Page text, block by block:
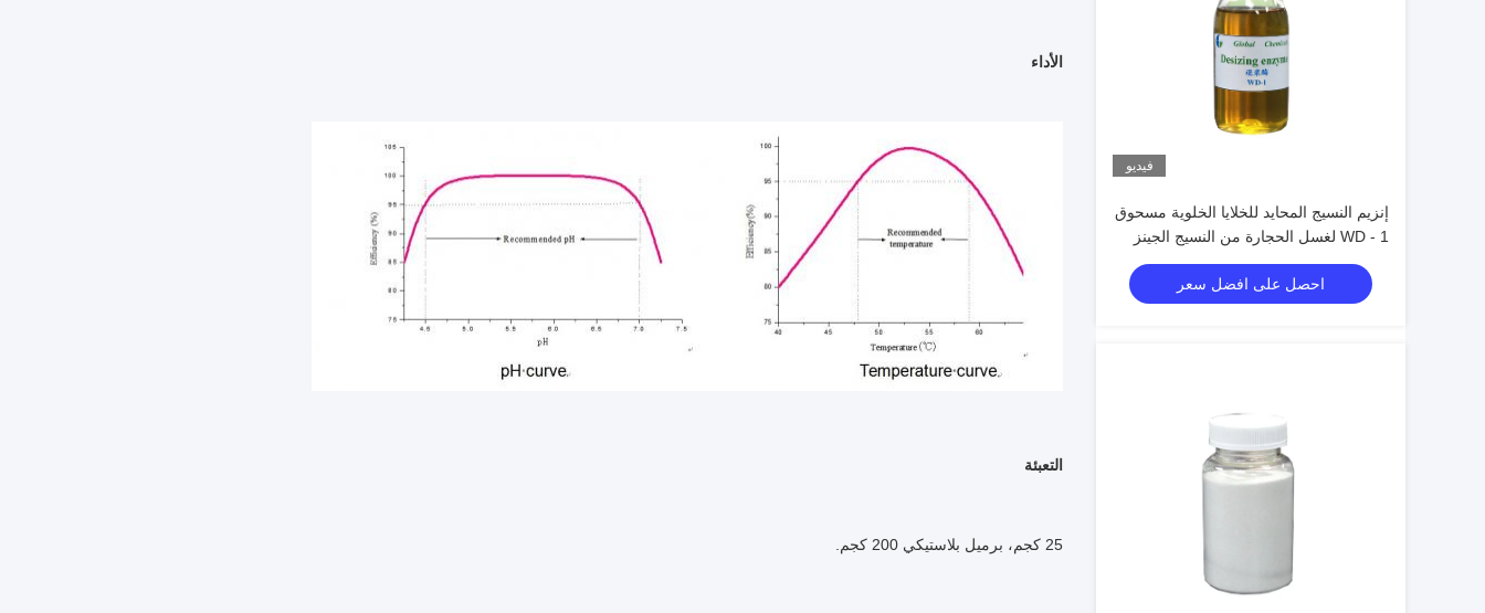
فيديو
إنزيم النسيج المحايد للخلايا الخلوية مسحوق
WD - 1 لغسل الحجارة من النسيج الجينز
احصل على افضل سعر
الأداء
التعبئة
25 كجم، برميل بلاستيكي 200 كجم.